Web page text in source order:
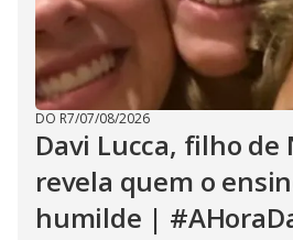
DO R7/07/08/2026
Davi Lucca, filho de
revela quem o
humilde |